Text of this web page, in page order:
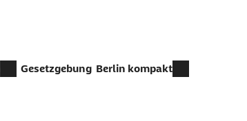
Gesetzgebung Berlin kompakt